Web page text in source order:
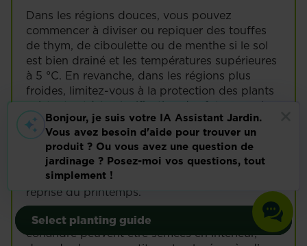
Cultivez vos propres végétaux
Légumes
Plantes d’extérieur
Select planting guide
Cultivez vos propres végétaux
Légumes
Plantes d’extérieur
Select planting guide
Dans les régions douces, vous pouvez
commencer à diviser ou repiquer des touffes
de thym, de ciboulette ou de menthe si le sol
est bien drainé et les températures supérieures
à 5 °C. En revanche, dans les régions plus
froides, limitez-vous à la protection des plants
existants et à la planification des futurs semis.
Vérifiez les plantes en pot, retirez les feuilles
sèches et remplacez la couche superficielle de
terre par un mélange frais de compost et de
terreau. Cela redonnera des nutriments avant la
reprise du printemps.
Les herbes fragiles comme le basilic ou la
coriandre peuvent être semées en intérieur,